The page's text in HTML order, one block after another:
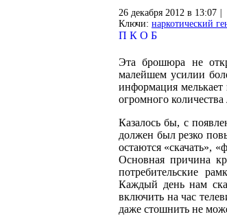
26 декабря 2012 в 13:07
Ключи: наркотический
П К О Б
Эта брошюра не
малейшем усилии
информация
огромного
Казалось бы, с
должен был резко
остаются «скачать»,
Основная причина
потребительские
Каждый день нам
включить на час
даже стошнить не